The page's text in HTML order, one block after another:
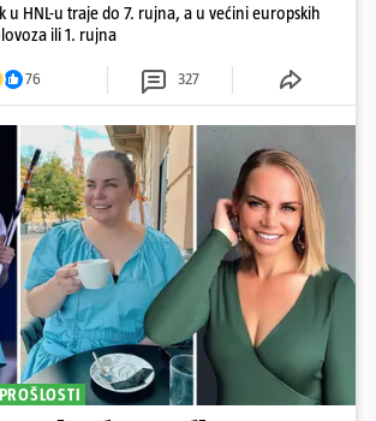
u HNL-u traje do 7. rujna, a u većini europskih
ili 1. rujna
76 327